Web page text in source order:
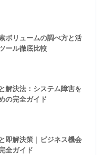
ボリュームの調べ方と活
ール徹底比較
解決法：システム障害を
の完全ガイド
即解決策｜ビジネス機会
全ガイド